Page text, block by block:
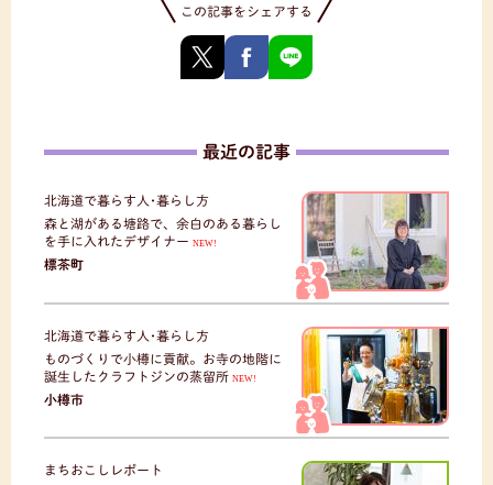
この記事をシェアする
最近の記事
北海道で暮らす人･暮らし方
森と湖がある塘路で、余白のある暮らし
を手に入れたデザイナー NEW!
標茶町
北海道で暮らす人･暮らし方
ものづくりで小樽に貢献。お寺の地階に
誕生したクラフトジンの蒸留所 NEW!
小樽市
まちおこしレポート